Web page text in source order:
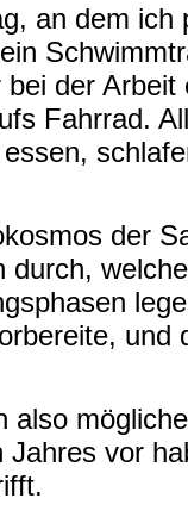
an dem
der Arbeit
Fahrrad.
der
durch,
und
also
vor